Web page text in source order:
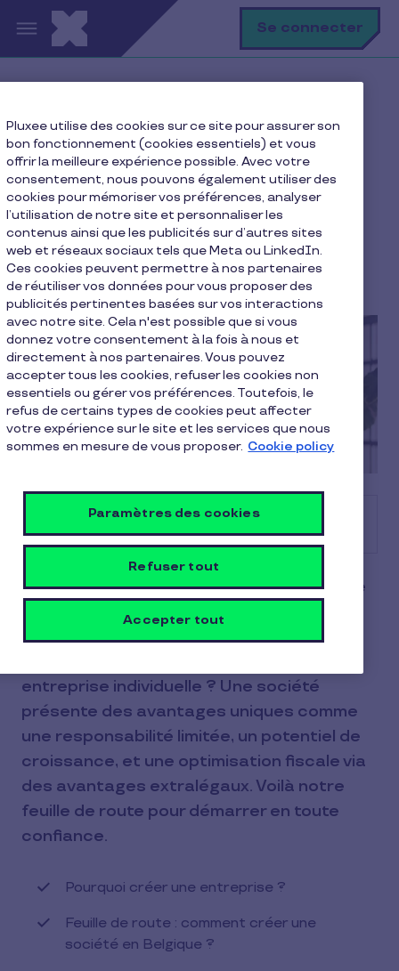
Aller au contenu principal Se connecter
Créer une société en 5 étapes
Créer une société en 5
étapes
7 min de lecture 8 août 2025
Sommaire
Vous avez élaboré votre idée d’entreprise
et vous êtes prêt(e) à la lancer. Mais
comment créer une société ? Et pourquoi
entreprise individuelle ? Une société
présente des avantages uniques comme
une responsabilité limitée, un potentiel de
croissance, et une optimisation fiscale via
des avantages extralégaux. Voilà notre
feuille de route pour démarrer en toute
confiance.
Pourquoi créer une entreprise ?
Feuille de route : comment créer une
société en Belgique ?
Pluxee utilise des cookies sur ce site pour assurer son
bon fonctionnement (cookies essentiels) et vous
offrir la meilleure expérience possible. Avec votre
consentement, nous pouvons également utiliser des
cookies pour mémoriser vos préférences, analyser
l’utilisation de notre site et personnaliser les
contenus ainsi que les publicités sur d’autres sites
web et réseaux sociaux tels que Meta ou LinkedIn.
Ces cookies peuvent permettre à nos partenaires
de réutiliser vos données pour vous proposer des
publicités pertinentes basées sur vos interactions
avec notre site. Cela n'est possible que si vous
donnez votre consentement à la fois à nous et
directement à nos partenaires. Vous pouvez
accepter tous les cookies, refuser les cookies non
essentiels ou gérer vos préférences. Toutefois, le
refus de certains types de cookies peut affecter
votre expérience sur le site et les services que nous
sommes en mesure de vous proposer. Cookie policy
Paramètres des cookies
Refuser tout
Accepter tout